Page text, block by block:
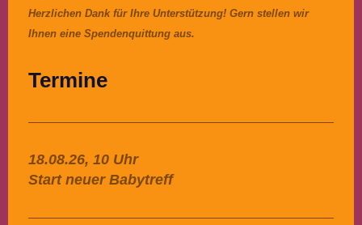
Herzlichen Dank für Ihre Unterstützung! Gern stellen wir
Ihnen eine Spendenquittung aus.
Termine
18.08.26, 10 Uhr
Start neuer Babytreff